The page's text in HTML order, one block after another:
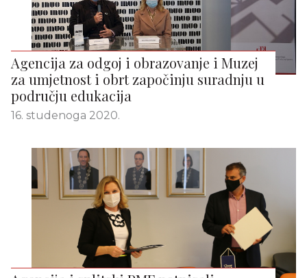
Agencija za odgoj i obrazovanje i Muzej
za umjetnost i obrt započinju suradnju u
području edukacija
16. studenoga 2020.